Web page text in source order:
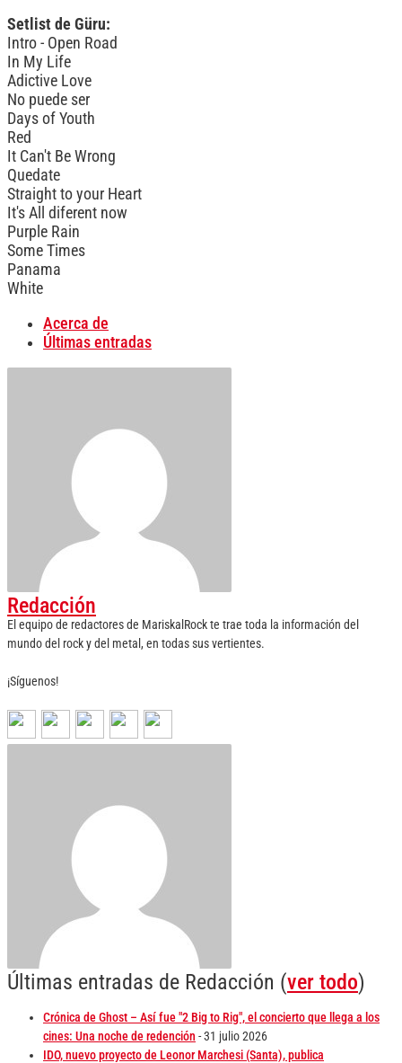
Setlist de Güru:
Intro - Open Road
In My Life
Adictive Love
No puede ser
Days of Youth
Red
It Can't Be Wrong
Quedate
Straight to your Heart
It's All diferent now
Purple Rain
Some Times
Panama
White
Acerca de
Últimas entradas
Redacción
El equipo de redactores de MariskalRock te trae toda la información del
mundo del rock y del metal, en todas sus vertientes.
¡Síguenos!
Últimas entradas de Redacción (ver todo)
Crónica de Ghost – Así fue "2 Big to Rig", el concierto que llega a los
cines: Una noche de redención - 31 julio 2026
IDO, nuevo proyecto de Leonor Marchesi (Santa), publica